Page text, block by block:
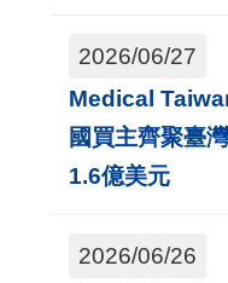
2026/06/27
Medical
國買主齊聚臺
1.6億美元
2026/06/26